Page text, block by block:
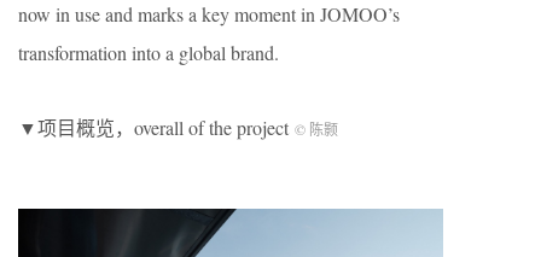
now in use and marks a key moment in JOMOO’s
transformation into a global brand.
▼项目概览，overall of the project © 陈颢